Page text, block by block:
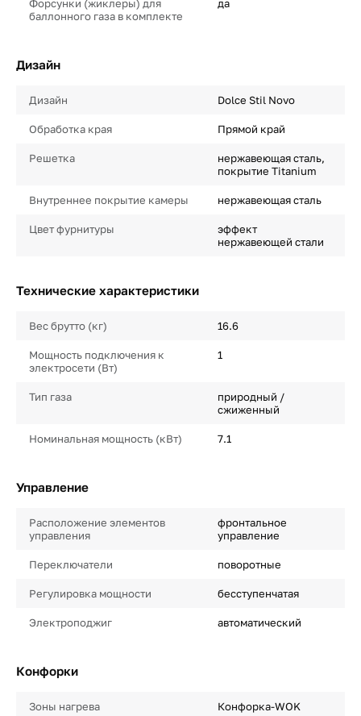
Форсунки (жиклеры) для
баллонного газа в комплекте
да
Дизайн
Дизайн Dolce Stil Novo
Обработка края Прямой край
Решетка
нержавеющая сталь,
покрытие Titanium
Внутреннее покрытие камеры нержавеющая сталь
Цвет фурнитуры
эффект
нержавеющей стали
Технические характеристики
Вес брутто (кг) 16.6
Мощность подключения к
электросети (Вт)
1
Тип газа
природный /
сжиженный
Номинальная мощность (кВт) 7.1
Управление
Расположение элементов
управления
фронтальное
управление
Переключатели поворотные
Регулировка мощности бесступенчатая
Электроподжиг автоматический
Конфорки
Зоны нагрева Конфорка-WOK